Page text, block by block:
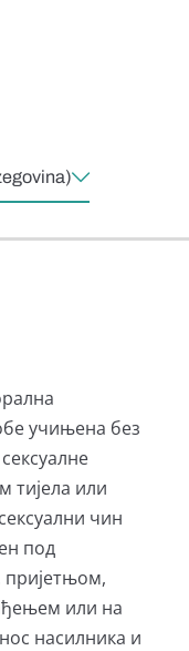
учињена без
тијела или
чин
под
или на
насилника и